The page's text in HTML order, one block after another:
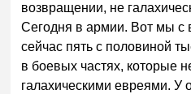
возвращении, не
Сегодня в армии. Вот мы с
сейчас пять с половиной
в боевых частях, которые
галахическими евреями. У